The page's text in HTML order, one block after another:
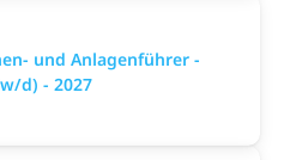
und Anlagenführer -
d) - 2027